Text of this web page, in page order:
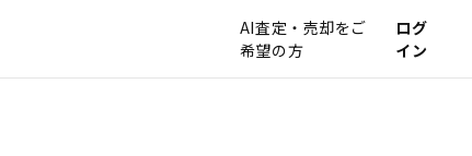
AI査定・売却をご
希望の方
ログ
イン